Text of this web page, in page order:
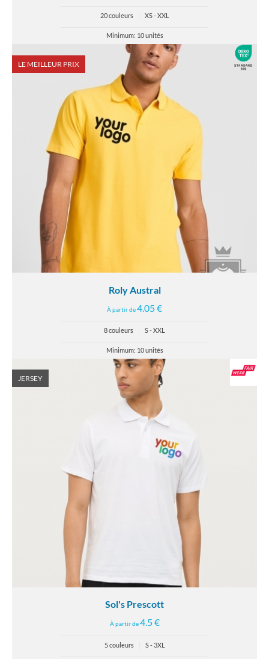
20 couleurs XS - XXL
Minimum: 10 unités
LE MEILLEUR PRIX
Roly Austral
À partir de4.05 €
8 couleurs S - XXL
Minimum: 10 unités
JERSEY
Sol's Prescott
À partir de4.5 €
5 couleurs S - 3XL